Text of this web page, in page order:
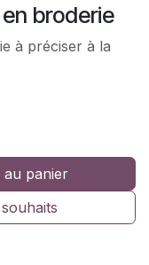
broderie
à préciser à la
au panier